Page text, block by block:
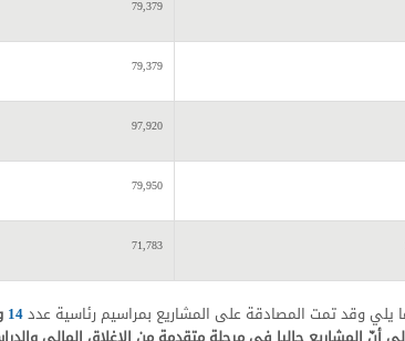
79,379
79,379
97,920
79,950
71,783
14